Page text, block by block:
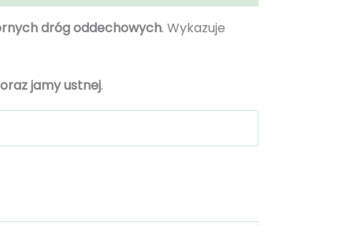
dróg oddechowych. Wykazuje
jamy ustnej.